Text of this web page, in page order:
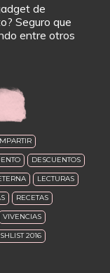
de
Seguro que
entre otros
DESCUENTOS
LECTURAS
RECETAS
VIVENCIAS
2016